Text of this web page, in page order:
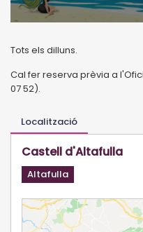
Tots els dilluns.
Cal fer reserva prèvia a
07 52).
Localització
Castell d'Altafulla
Altafulla